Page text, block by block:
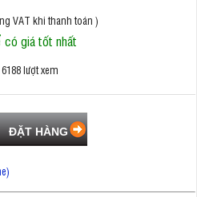
VAT khi thanh toán )
có giá tốt nhất
lượt xem